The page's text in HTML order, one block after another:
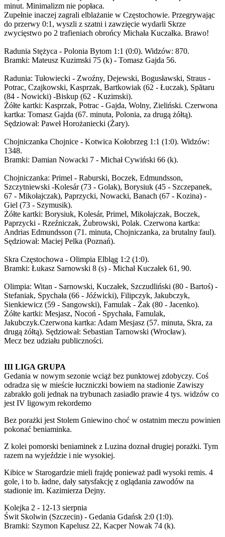
minut. Minimalizm nie popłaca.
Zupełnie inaczej zagrali elblażanie w Częstochowie. Przegrywając
do przerwy 0:1, wyszli z szatni i zawzięcie wydarli Skrze
zwycięstwo po 2 trafieniach obrońcy Michała Kuczałka. Brawo!
Radunia Stężyca - Polonia Bytom 1:1 (0:0). Widzów: 870.
Bramki: Mateusz Kuzimski 75 (k) - Tomasz Gajda 56.
Radunia: Tułowiecki - Zwoźny, Dejewski, Bogusławski, Straus -
Potrac, Czajkowski, Kasprzak, Bartkowiak (62 - Łuczak), Spătaru
(84 - Nowicki) -Biskup (62 - Kuzimski).
Żółte kartki: Kasprzak, Potrac - Gajda, Wolny, Zieliński. Czerwona
kartka: Tomasz Gajda (67. minuta, Polonia, za drugą żółtą).
Sędziował: Paweł Horożaniecki (Żary).
Chojniczanka Chojnice - Kotwica Kołobrzeg 1:1 (1:0). Widzów:
1348.
Bramki: Damian Nowacki 7 - Michał Cywiński 66 (k).
Chojniczanka: Primel - Raburski, Boczek, Edmundsson,
Szczytniewski -Kolesár (73 - Golak), Borysiuk (45 - Szczepanek,
67 - Mikołajczak), Paprzycki, Nowacki, Banach (67 - Kozina) -
Giel (73 - Szymusik).
Żółte kartki: Borysiuk, Kolesár, Primel, Mikołajczak, Boczek,
Paprzycki - Rzeźniczak, Żubrowski, Polak. Czerwona kartka:
Andrias Edmundsson (71. minuta, Chojniczanka, za brutalny faul).
Sędziował: Maciej Pelka (Poznań).
Skra Częstochowa - Olimpia Elbląg 1:2 (1:0).
Bramki: Łukasz Sarnowski 8 (s) - Michał Kuczałek 61, 90.
Olimpia: Witan - Sarnowski, Kuczałek, Szczudliński (80 - Bartoś) -
Stefaniak, Spychała (66 - Jóźwicki), Filipczyk, Jakubczyk,
Sienkiewicz (59 - Sangowski), Famulak - Żak (80 - Jacenko).
Żółte kartki: Mesjasz, Nocoń - Spychała, Famulak,
Jakubczyk.Czerwona kartka: Adam Mesjasz (57. minuta, Skra, za
drugą żółtą). Sędziował: Sebastian Tarnowski (Wrocław).
Mecz bez udziału publiczności.
III LIGA GRUPA
Gedania w nowym sezonie wciąż bez punktowej zdobyczy. Coś
odradza się w mieście łuczniczki bowiem na stadionie Zawiszy
zabrakło goli jednak na trybunach zasiadło prawie 4 tys. widzów co
jest IV ligowym rekordemo
Bez porażki jest Stolem Gniewino choć w ostatnim meczu powinien
pokonać beniaminka.
Z kolei pomorski beniaminek z Luzina doznał drugiej porażki. Tym
razem na wyjeździe i nie wysokiej.
Kibice w Starogardzie mieli frajdę ponieważ padł wysoki remis. 4
gole, i to b. ładne, dały satysfakcję z oglądania zawodów na
stadionie im. Kazimierza Dejny.
Kolejka 2 - 12-13 sierpnia
Świt Skolwin (Szczecin) - Gedania Gdańsk 2:0 (1:0).
Bramki: Szymon Kapelusz 22, Kacper Nowak 74 (k).